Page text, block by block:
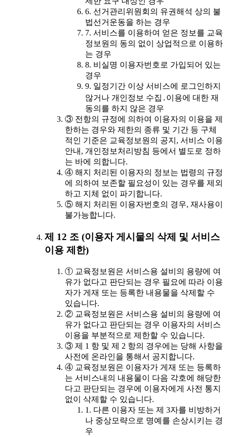
6. 선거관리위원회의 유권해석 상의 불
법선거운동을 하는 경우
7. 서비스를 이용하여 얻은 정보를 교육
정보원의 동의 없이 상업적으로 이용하
는 경우
8. 비실명 이용자번호로 가입되어 있는
경우
9. 일정기간 이상 서비스에 로그인하지
않거나 개인정보 수집․이용에 대한 재
동의를 하지 않은 경우
③ 전항의 규정에 의하여 이용자의 이용을 제
한하는 경우와 제한의 종류 및 기간 등 구체
적인 기준은 교육정보원의 공지, 서비스 이용
안내, 개인정보처리방침 등에서 별도로 정하
는 바에 의합니다.
④ 해지 처리된 이용자의 정보는 법령의 규정
에 의하여 보존할 필요성이 있는 경우를 제외
하고 지체 없이 파기합니다.
⑤ 해지 처리된 이용자번호의 경우, 재사용이
불가능합니다.
제 12 조 (이용자 게시물의 삭제 및 서비스
이용 제한)
① 교육정보원은 서비스용 설비의 용량에 여
유가 없다고 판단되는 경우 필요에 따라 이용
자가 게재 또는 등록한 내용물을 삭제할 수
있습니다.
② 교육정보원은 서비스용 설비의 용량에 여
유가 없다고 판단되는 경우 이용자의 서비스
이용을 부분적으로 제한할 수 있습니다.
③ 제 1 항 및 제 2 항의 경우에는 당해 사항을
사전에 온라인을 통해서 공지합니다.
④ 교육정보원은 이용자가 게재 또는 등록하
는 서비스내의 내용물이 다음 각호에 해당한
다고 판단되는 경우에 이용자에게 사전 통지
없이 삭제할 수 있습니다.
1. 다른 이용자 또는 제 3자를 비방하거
나 중상모략으로 명예를 손상시키는 경
우